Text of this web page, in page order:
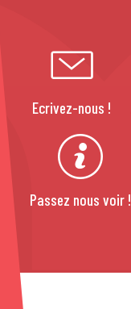
Ecrivez-nous !
Passez nous voir !